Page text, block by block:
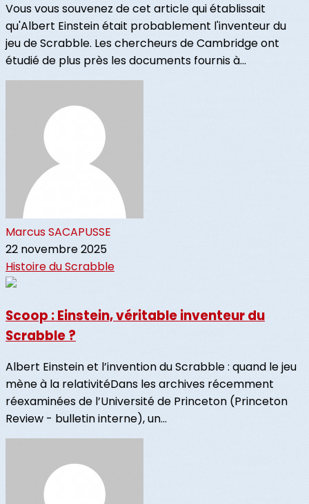
Vous vous souvenez de cet article qui établissait
qu'Albert Einstein était probablement l'inventeur du
jeu de Scrabble. Les chercheurs de Cambridge ont
étudié de plus près les documents fournis à...
Marcus SACAPUSSE
22 novembre 2025
Histoire du Scrabble
Scoop : Einstein, véritable inventeur du
Scrabble ?
Albert Einstein et l’invention du Scrabble : quand le jeu
mène à la relativitéDans les archives récemment
réexaminées de l’Université de Princeton (Princeton
Review - bulletin interne), un...